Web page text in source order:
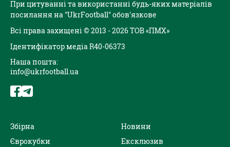
При цитуванні та використанні будь-яких матеріалів
посилання на "UkrFootball" обов'язкове
Всі права захищені © 2013 - 2026 ТОВ «ПМХ»
Ідентифікатор медіа R40-06373
Наша пошта:
info@ukrfootball.ua
Збірна
Єврокубки
Новини
Ексклюзив